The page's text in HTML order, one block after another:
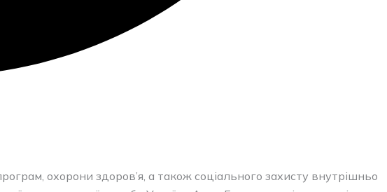
охорони здоров’я, а також соціального захисту внутрішньо